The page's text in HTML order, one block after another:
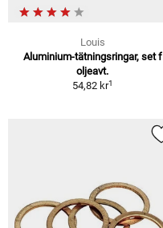
Louis
Aluminium-tätningsringar, set f
oljeavt.
54,82 kr1